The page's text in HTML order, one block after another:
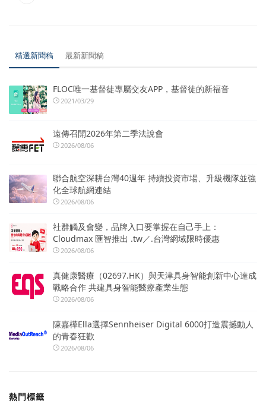
精選新聞稿 最新新聞稿
FLOC唯一基督徒專屬交友APP，基督徒的新福音
2021/03/29
遠傳召開2026年第二季法說會
2026/08/06
聯合航空深耕台灣40週年 持續投資市場、升級機隊並強
化全球航網連結
2026/08/06
社群觸及會變，品牌入口要掌握在自己手上：
Cloudmax 匯智推出 .tw／.台灣網域限時優惠
2026/08/06
真健康醫療（02697.HK）與天津具身智能創新中心達成
戰略合作 共建具身智能醫療產業生態
2026/08/06
陳嘉樺Ella選擇Sennheiser Digital 6000打造震撼動人
的青春狂歡
2026/08/06
熱門標籤